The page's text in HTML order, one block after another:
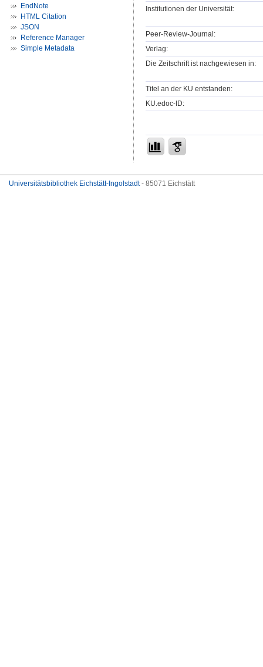
EndNote
HTML Citation
JSON
Reference Manager
Simple Metadata
Institutionen der Universität:
Peer-Review-Journal:
Verlag:
Die Zeitschrift ist nachgewiesen in:
Titel an der KU entstanden:
KU.edoc-ID:
Universitätsbibliothek Eichstätt-Ingolstadt- 85071 Eichstätt